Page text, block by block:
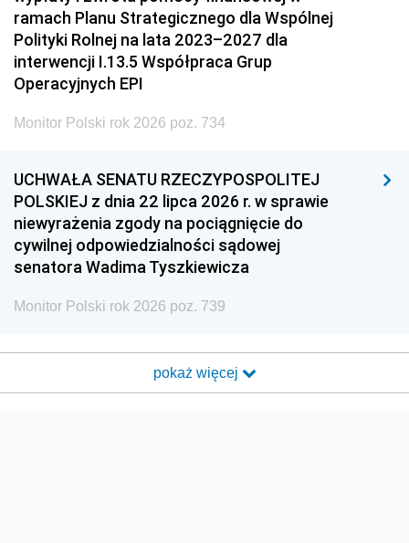
ramach Planu Strategicznego dla Wspólnej
Polityki Rolnej na lata 2023–2027 dla
interwencji I.13.5 Współpraca Grup
Operacyjnych EPI
Monitor Polski rok 2026 poz. 734
UCHWAŁA SENATU RZECZYPOSPOLITEJ
POLSKIEJ z dnia 22 lipca 2026 r. w sprawie
niewyrażenia zgody na pociągnięcie do
cywilnej odpowiedzialności sądowej
senatora Wadima Tyszkiewicza
Monitor Polski rok 2026 poz. 739
pokaż więcej